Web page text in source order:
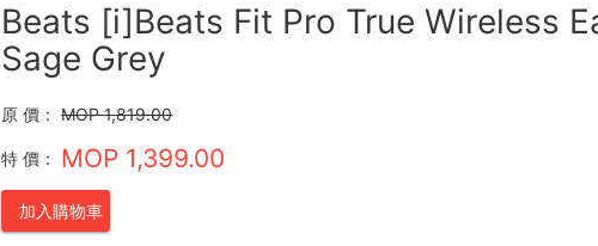
Beats [i]Beats Fit Pro True Wireless
Sage Grey
原 價： MOP 1,819.00
特 價： MOP 1,399.00
加入購物車